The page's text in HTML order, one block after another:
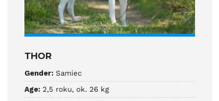
THOR
Gender: Samiec
Age: 2,5 roku, ok. 26 kg